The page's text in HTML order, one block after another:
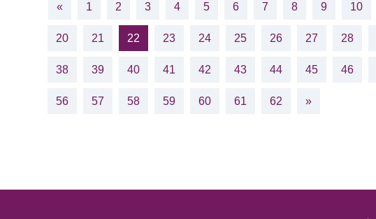
« 1 2 3 4 5 6 7 8 9 10
20 21 22 23 24 25 26 27 28
38 39 40 41 42 43 44 45 46
56 57 58 59 60 61 62 »